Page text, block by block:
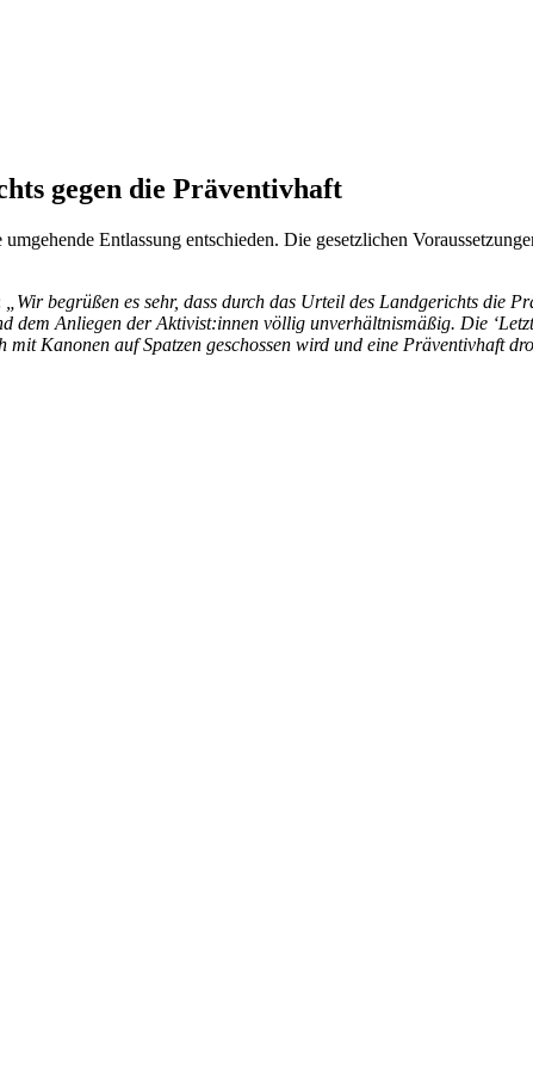
gegen die Präventivhaft
Entlassung entschieden. Die gesetzlichen
„Wir begrüßen es sehr, dass durch das Urteil des Landgerichts die
Anliegen der Aktivist:innen völlig unverhältnismäßig. Die
Kanonen auf Spatzen geschossen wird und eine Präventivhaft